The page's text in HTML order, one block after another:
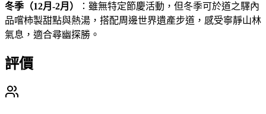
冬季（12月-2月）
：雖無特定節慶活動，但冬季可於道之驛內
品嚐柿製甜點與熱湯，搭配周邊世界遺產步道，感受寧靜山林
氣息，適合尋幽探勝。
評價